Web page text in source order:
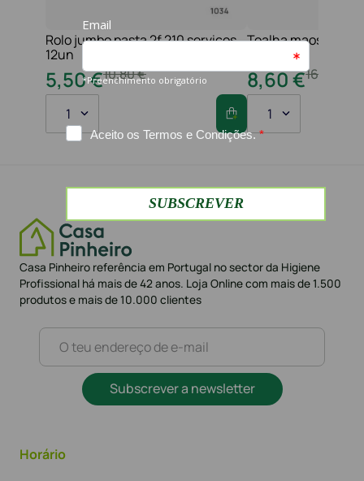
Rolo jumbo pasta 2f 210 serviços
12un
10,80€
5,50€
1
Toalha maos 2f
16
8,60€
1
Casa Pinheiro referência em Portugal no sector da Higiene
Profissional há mais de 42 anos. Loja Online com mais de 1.500
produtos e mais de 10.000 clientes
Subscrever a newsletter
Horário